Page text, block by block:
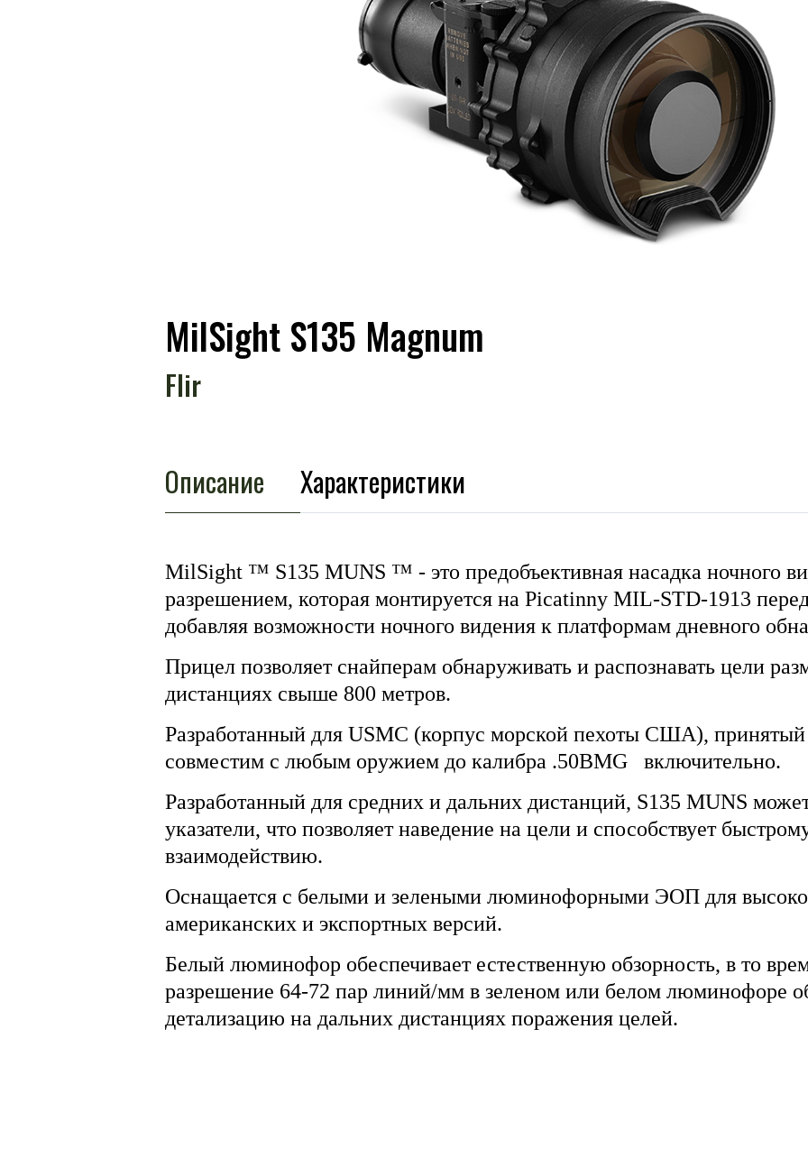
MilSight S135 Magnum
Flir
Описание Характеристики
MilSight ™ S135 MUNS ™ - это предобъективная насадка ночного
разрешением, которая монтируется на Picatinny MIL-STD-1913
добавляя возможности ночного видения к платформам дневного
Прицел позволяет снайперам обнаруживать и распознавать цели
дистанциях свыше 800 метров.
Разработанный для USMC (корпус морской пехоты США),
совместим с любым оружием до калибра .50BMG включительно.
Разработанный для средних и дальних дистанций, S135 MUNS
указатели, что позволяет наведение на цели и способствует
взаимодействию.
Оснащается с белыми и зелеными люминофорными ЭОП для
американских и экспортных версий.
Белый люминофор обеспечивает естественную обзорность, в то
разрешение 64-72 пар линий/мм в зеленом или белом люминофоре
детализацию на дальних дистанциях поражения целей.